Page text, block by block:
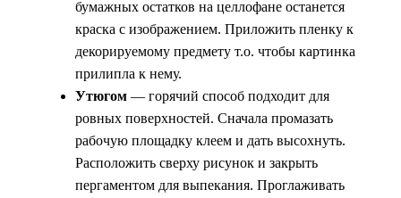
бумажных остатков на целлофане останется
краска с изображением. Приложить пленку к
декорируемому предмету т.о. чтобы картинка
прилипла к нему.
Утюгом — горячий способ подходит для
ровных поверхностей. Сначала промазать
рабочую площадку клеем и дать высохнуть.
Расположить сверху рисунок и закрыть
пергаментом для выпекания. Проглаживать